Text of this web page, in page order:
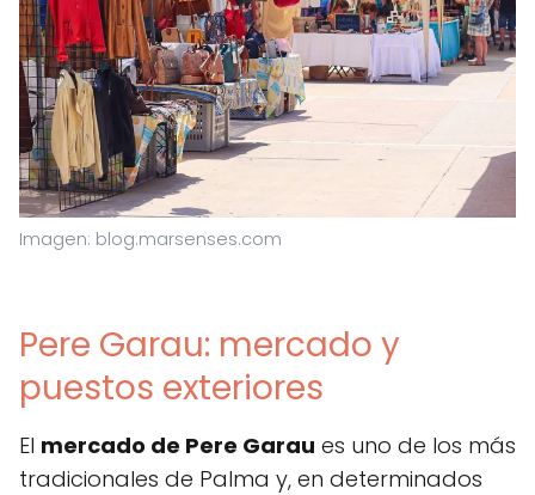
Imagen: blog.marsenses.com
Pere Garau: mercado y
puestos exteriores
El mercado de Pere Garau es uno de los más
tradicionales de Palma y, en determinados